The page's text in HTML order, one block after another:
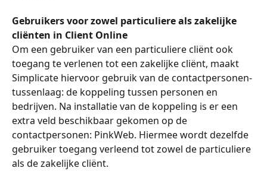
Gebruikers voor zowel particuliere als zakelijke
cliënten in Client Online
Om een gebruiker van een particuliere cliënt ook
toegang te verlenen tot een zakelijke cliënt, maakt
Simplicate hiervoor gebruik van de contactpersonen-
tussenlaag: de koppeling tussen personen en
bedrijven. Na installatie van de koppeling is er een
extra veld beschikbaar gekomen op de
contactpersonen: PinkWeb. Hiermee wordt dezelfde
gebruiker toegang verleend tot zowel de particuliere
als de zakelijke cliënt.